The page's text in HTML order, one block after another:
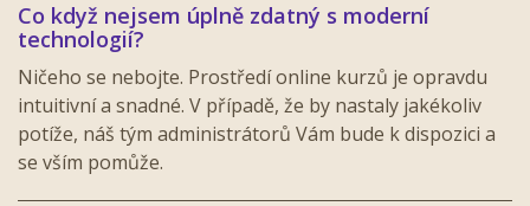
Co když nejsem úplně zdatný s moderní
technologií?
Ničeho se nebojte. Prostředí online kurzů je opravdu
intuitivní a snadné. V případě, že by nastaly jakékoliv
potíže, náš tým administrátorů Vám bude k dispozici a
se vším pomůže.